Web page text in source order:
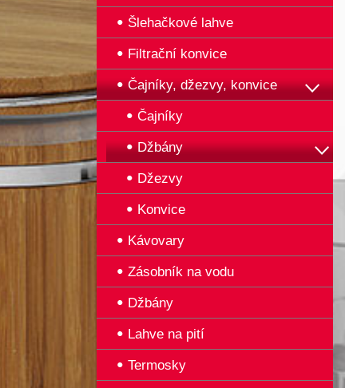
Šlehačkové lahve
Filtrační konvice
Čajníky, džezvy, konvice
Čajníky
Džbány
Džezvy
Konvice
Kávovary
Zásobník na vodu
Džbány
Lahve na pití
Termosky